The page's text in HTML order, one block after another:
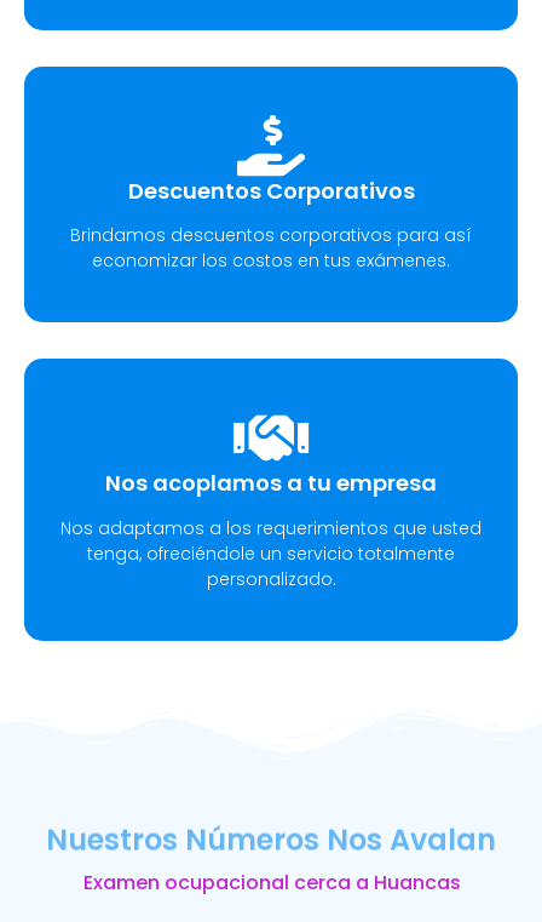
Descuentos Corporativos
Brindamos descuentos corporativos para así
economizar los costos en tus exámenes.
Nos acoplamos a tu empresa
Nos adaptamos a los requerimientos que usted
tenga, ofreciéndole un servicio totalmente
personalizado.
Nuestros Números Nos Avalan
Examen ocupacional cerca a Huancas